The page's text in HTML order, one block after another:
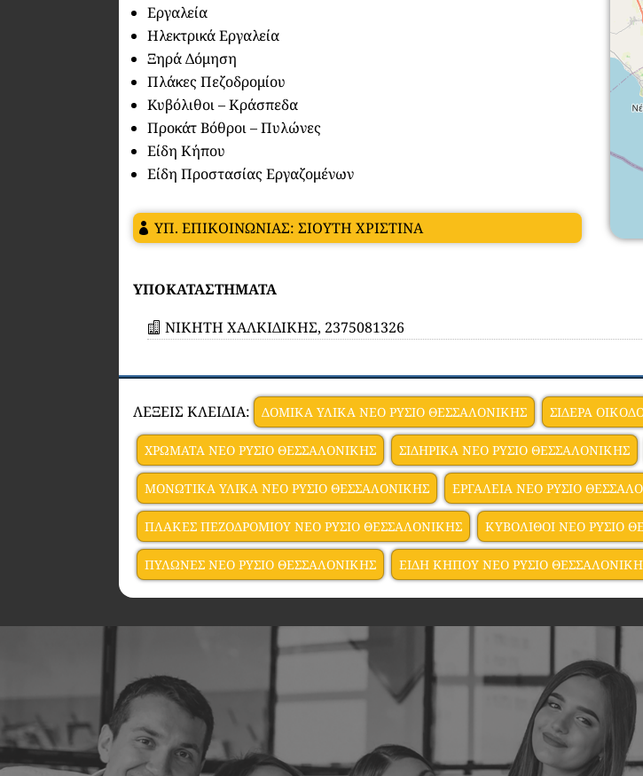
Εργαλεία
Ηλεκτρικά Εργαλεία
Ξηρά Δόμηση
Πλάκες Πεζοδρομίου
Κυβόλιθοι – Κράσπεδα
Προκάτ Βόθροι – Πυλώνες
Είδη Κήπου
Είδη Προστασίας Εργαζομένων
ΥΠ. ΕΠΙΚΟΙΝΩΝΙΑΣ: ΣΙΟΥΤΗ ΧΡΙΣΤΙΝΑ
ΥΠΟΚΑΤΑΣΤΗΜΑΤΑ
ΝΙΚΗΤΗ ΧΑΛΚΙΔΙΚΗΣ, 2375081326
ΛΕΞΕΙΣ ΚΛΕΙΔΙΑ: ΔΟΜΙΚΑ ΥΛΙΚΑ ΝΕΟ ΡΥΣΙΟ ΘΕΣΣΑΛΟΝΙΚΗΣ ΣΙΔΕΡΑ
ΧΡΩΜΑΤΑ ΝΕΟ ΡΥΣΙΟ ΘΕΣΣΑΛΟΝΙΚΗΣ ΣΙΔΗΡΙΚΑ ΝΕΟ ΡΥΣΙΟ ΘΕΣΣΑΛΟΝΙΚΗΣ
ΜΟΝΩΤΙΚΑ ΥΛΙΚΑ ΝΕΟ ΡΥΣΙΟ ΘΕΣΣΑΛΟΝΙΚΗΣ ΕΡΓΑΛΕΙΑ ΝΕΟ ΡΥΣΙΟ
ΠΛΑΚΕΣ ΠΕΖΟΔΡΟΜΙΟΥ ΝΕΟ ΡΥΣΙΟ ΘΕΣΣΑΛΟΝΙΚΗΣ ΚΥΒΟΛΙΘΟΙ ΝΕΟ ΡΥΣΙΟ
ΠΥΛΩΝΕΣ ΝΕΟ ΡΥΣΙΟ ΘΕΣΣΑΛΟΝΙΚΗΣ ΕΙΔΗ ΚΗΠΟΥ ΝΕΟ ΡΥΣΙΟ